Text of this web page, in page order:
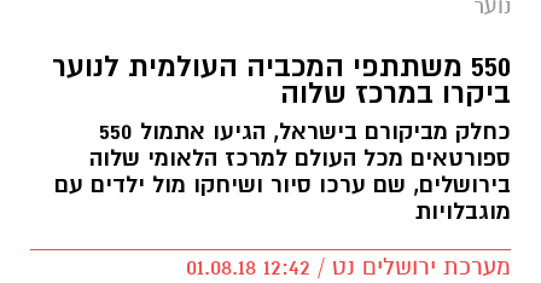
נוער
550 משתתפי המכביה העולמית לנוער
ביקרו במרכז שלוה
כחלק מביקורם בישראל, הגיעו אתמול 550
ספורטאים מכל העולם למרכז הלאומי שלוה
בירושלים, שם ערכו סיור ושיחקו מול ילדים עם
מוגבלויות
מערכת ירושלים נט / 12:42 01.08.18